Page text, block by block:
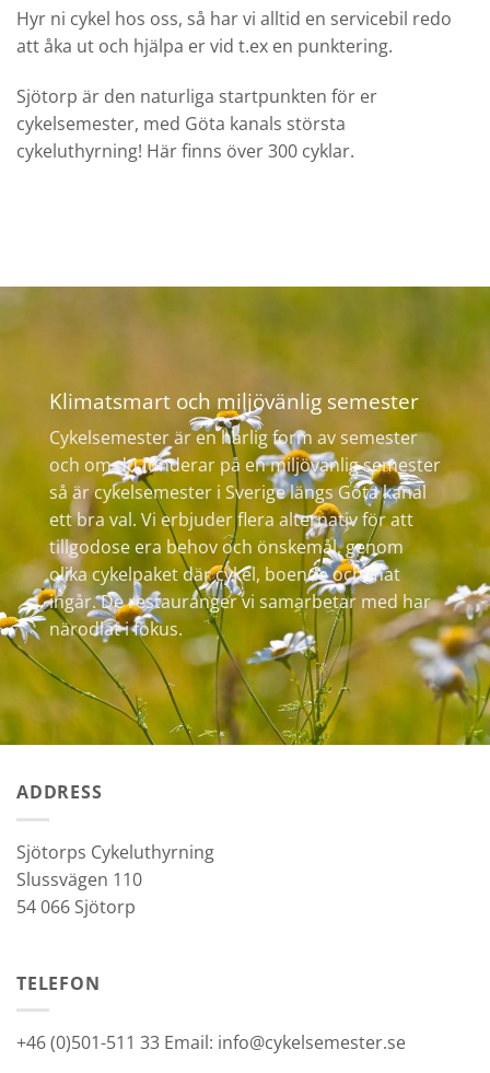
Hyr ni cykel hos oss, så har vi alltid en servicebil redo
att åka ut och hjälpa er vid t.ex en punktering.
Sjötorp är den naturliga startpunkten för er
cykelsemester, med Göta kanals största
cykeluthyrning! Här finns över 300 cyklar.
Klimatsmart och miljövänlig semester
Cykelsemester är en härlig form av semester
och om du funderar på en miljövänlig semester
så är cykelsemester i Sverige längs Göta kanal
ett bra val. Vi erbjuder flera alternativ för att
tillgodose era behov och önskemål, genom
olika cykelpaket där cykel, boende och mat
ingår. De restauranger vi samarbetar med har
närodlat i fokus.
ADDRESS
Sjötorps Cykeluthyrning
Slussvägen 110
54 066 Sjötorp
TELEFON
+46 (0)501-511 33 Email: info@cykelsemester.se